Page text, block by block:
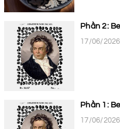
Phần 2:
17/06/2026
Phần 1:
17/06/2026